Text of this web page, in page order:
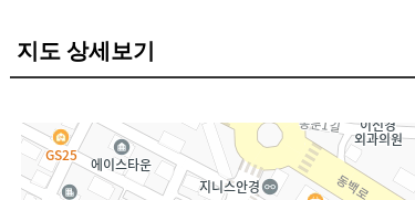
지도 상세보기